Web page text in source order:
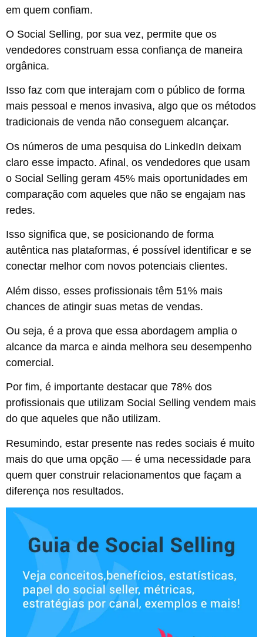
em quem confiam.
O Social Selling, por sua vez, permite que os
vendedores construam essa confiança de maneira
orgânica.
Isso faz com que interajam com o público de forma
mais pessoal e menos invasiva, algo que os métodos
tradicionais de venda não conseguem alcançar.
Os números de uma pesquisa do LinkedIn deixam
claro esse impacto. Afinal, os vendedores que usam
o Social Selling geram 45% mais oportunidades em
comparação com aqueles que não se engajam nas
redes.
Isso significa que, se posicionando de forma
autêntica nas plataformas, é possível identificar e se
conectar melhor com novos potenciais clientes.
Além disso, esses profissionais têm 51% mais
chances de atingir suas metas de vendas.
Ou seja, é a prova que essa abordagem amplia o
alcance da marca e ainda melhora seu desempenho
comercial.
Por fim, é importante destacar que 78% dos
profissionais que utilizam Social Selling vendem mais
do que aqueles que não utilizam.
Resumindo, estar presente nas redes sociais é muito
mais do que uma opção — é uma necessidade para
quem quer construir relacionamentos que façam a
diferença nos resultados.